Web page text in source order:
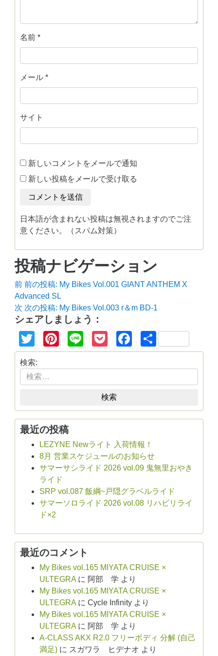
名前 *
メール *
サイト
新しいコメントをメールで通知
新しい投稿をメールで受け取る
日本語が含まれない投稿は無視されますのでご注
意ください。（スパム対策）
投稿ナビゲーション
前 前の投稿: My Bikes Vol.001 GIANT ANTHEM X
Advanced SL
次 次の投稿: My Bikes Vol.003 r＆m BD-1
シェアしましょう：
TwitterPinterest
Line PocketFacebook
共
有
検索:
検索
最近の投稿
LEZYNE Newライト 入荷情報！
8月 営業スケジュールのお知らせ
サマーサシライド 2026 vol.09 鬼無里おやき
ライド
SRP vol.087 飯綱~戸隠グラベルライド
サマーソロライド 2026 vol.08 リハビリライ
ド×2
最近のコメント
My Bikes vol.165 MIYATA CRUISE ×
ULTEGRA に 阿部 学 より
My Bikes vol.165 MIYATA CRUISE ×
ULTEGRA に Cycle Infinity より
My Bikes vol.165 MIYATA CRUISE ×
ULTEGRA に 阿部 学 より
A-CLASS AKX R2.0 フリーボディ 分解 (自己
満足) に スガワラ ヒデナオ より